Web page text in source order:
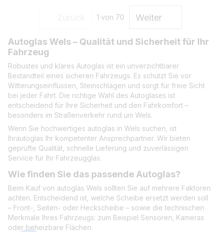
1 von 70 Weiter
Autoglas Wels – Qualität und Sicherheit für Ihr
Fahrzeug
Robustes und klares Autoglas ist ein unverzichtbarer
Bestandteil eines sicheren Fahrzeugs. Es schützt Sie vor
Witterungseinflüssen, Steinschlägen und sorgt für freie Sicht
bei jeder Fahrt. Die richtige Wahl des Autoglases ist
entscheidend für Ihre Sicherheit und den Fahrkomfort –
besonders im Straßenverkehr rund um Wels.
Wenn Sie hochwertiges autoglas in Wels suchen, ist
Ihrautoglas Ihr kompetenter Ansprechpartner. Wir bieten
geprüfte Qualität, schnelle Lieferung und zuverlässigen
Service für Ihr Fahrzeugglas.
Wie finden Sie das passende Autoglas?
Beim Kauf von autoglas Wels sollten Sie auf mehrere Faktoren
achten. Entscheidend ist, welche Scheibe ersetzt werden soll
– Front-, Seiten- oder Heckscheibe – sowie die technischen
Merkmale Ihres Fahrzeugs: zum Beispiel Sensoren, Kameras
oder beheizbare Flächen.